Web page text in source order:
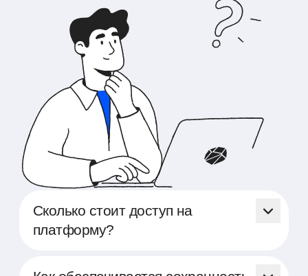
Сколько стоит доступ на
платформу?
предоставляется бесплатно. Мы